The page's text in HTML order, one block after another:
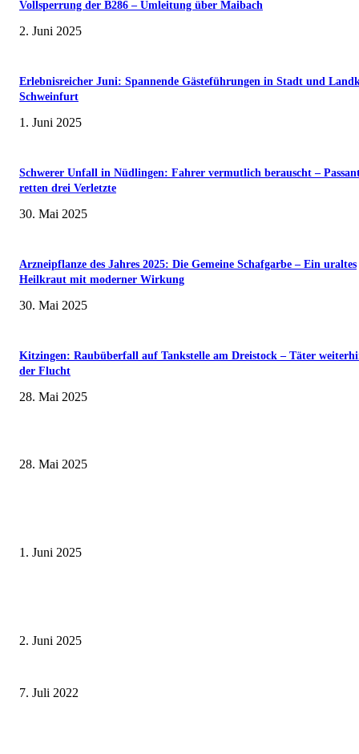
Vollsperrung der B286 – Umleitung über Maibach
2. Juni 2025
Erlebnisreicher Juni: Spannende Gästeführungen in Stadt und
Schweinfurt
1. Juni 2025
Schwerer Unfall in Nüdlingen: Fahrer vermutlich berauscht –
retten drei Verletzte
30. Mai 2025
Arzneipflanze des Jahres 2025: Die Gemeine Schafgarbe – Ein uraltes
Heilkraut mit moderner Wirkung
30. Mai 2025
Kitzingen: Raubüberfall auf Tankstelle am Dreistock – Täter
der Flucht
28. Mai 2025
28. Mai 2025
1. Juni 2025
2. Juni 2025
7. Juli 2022